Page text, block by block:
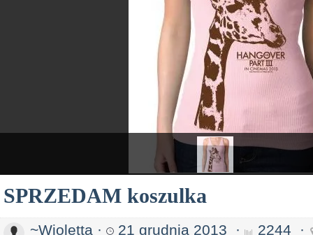
SPRZEDAM koszulka
~Wioletta · 21 grudnia 2013 · 2244 ·